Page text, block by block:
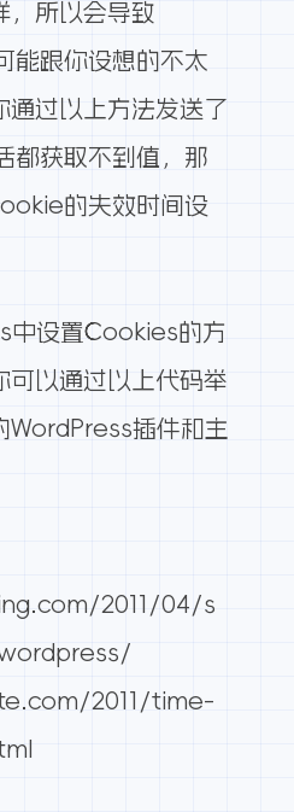
，所以会导致
能跟你设想的不太
通过以上方法发送了
都获取不到值，那
的失效时间设
中设置Cookies的方
可以通过以上代码举
WordPress插件和主
2011/04/s
2011/time-